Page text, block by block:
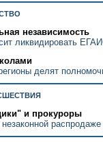
независимость
ликвидировать
делят
и прокуроры